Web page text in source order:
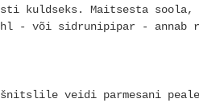
kuldseks. Maitsesta
- või sidrunipipar - annab
veidi parmesani